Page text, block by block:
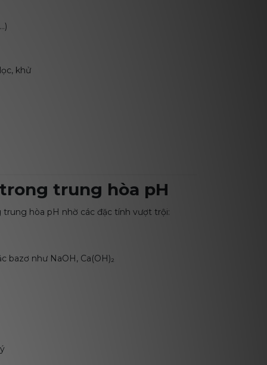
khử
trung hòa pH
hòa pH nhờ các đặc tính vượt trội:
bazơ như NaOH, Ca(OH)₂